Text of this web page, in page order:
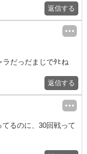
返信する
だっだまじでﾀﾋね
返信する
るのに、30回戦って